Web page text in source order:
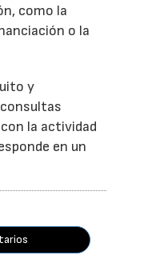
como la
o la
y
la actividad
en un